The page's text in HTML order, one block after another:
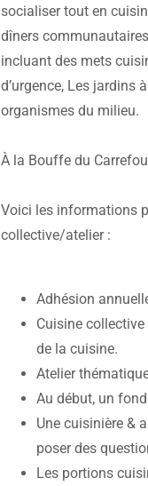
socialiser tout en
dîners
incluant des mets
d’urgence, Les jardins
organismes du milieu.
À la Bouffe du
Voici les informations
collective/atelier :
Adhésion
Cuisine
de la cuisine.
Atelier
Au début, un
Une cuisinière &
poser des
Les portions